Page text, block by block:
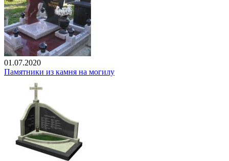
01.07.2020
Памятники из камня на могилу